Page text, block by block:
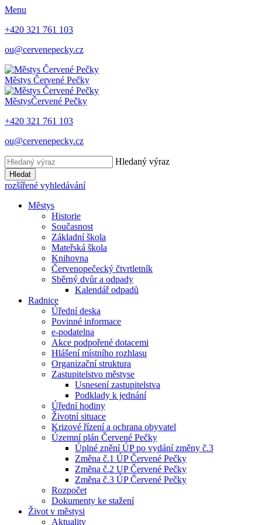
Menu
+420 321 761 103
ou@cervenepecky.cz
Městys Červené Pečky
MěstysČervené Pečky
+420 321 761 103
ou@cervenepecky.cz
Hledaný výraz
Hledat
rozšířené vyhledávání
Městys
Historie
Současnost
Základní škola
Mateřská škola
Knihovna
Červenopečecký čtvrtletník
Sběrný dvůr a odpady
Kalendář odpadů
Radnice
Úřední deska
Povinné informace
e-podatelna
Akce podpořené dotacemi
Hlášení místního rozhlasu
Organizační struktura
Zastupitelstvo městyse
Usnesení zastupitelstva
Podklady k jednání
Úřední hodiny
Životní situace
Krizové řízení a ochrana obyvatel
Územní plán Červené Pečky
Úplné znění ÚP po vydání změny č.3
Změna č.1 ÚP Červené Pečky
Změna č.2 UP Červené Pečky
Změna č.3 ÚP Červené Pečky
Rozpočet
Dokumenty ke stažení
Život v městysi
Aktuality